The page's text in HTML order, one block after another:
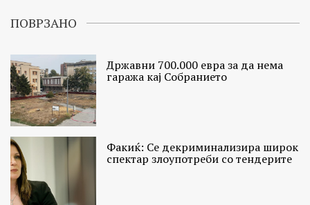
ПОВРЗАНО
Државни 700.000 евра за да нема
гаража кај Собранието
Факиќ: Се декриминализира широк
спектар злоупотреби со тендерите